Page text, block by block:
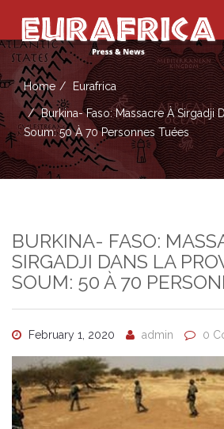
Home Eurafrica
Burkina- Faso: Massacre À Sirgadji
Soum: 50 À 70 Personnes Tuées
BURKINA- FASO:
SIRGADJI DANS LA
SOUM: 50 À 70
February 1, 2020 admin 0